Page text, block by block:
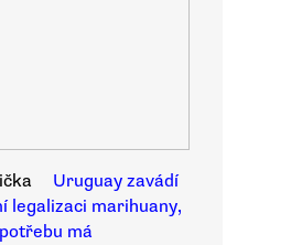
Uruguay zavádí
legalizaci marihuany,
má